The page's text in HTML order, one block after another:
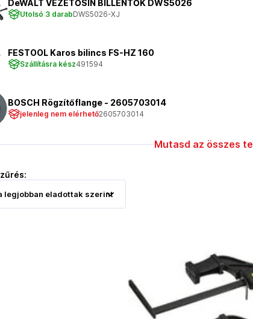
DeWALT VEZETŐSÍN BILLENTŐK DWS5026
Utolsó 3 darabDWS5026-XJ
FESTOOL Karos bilincs FS-HZ 160
Szállításra kész491594
BOSCH Rögzítőflange - 2605703014
jelenleg nem elérhető2605703014
Mutasd az összes